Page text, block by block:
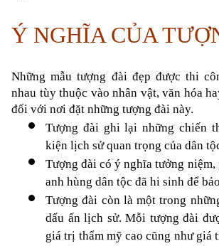
Ý NGHĨA CỦA
Những mẫu tượng đài đẹp được thi
nhau tùy thuộc vào nhân vật, văn hóa
đối với nơi đặt những tượng đài này.
Tượng đài ghi lại những chiến
kiện lịch sử quan trọng của dân
Tượng đài có ý nghĩa tưởng
anh hùng dân tộc đã hi sinh để
Tượng đài còn là một trong
dấu ấn lịch sử. Mỗi tượng đài
giá trị thẩm mỹ cao cũng như giá